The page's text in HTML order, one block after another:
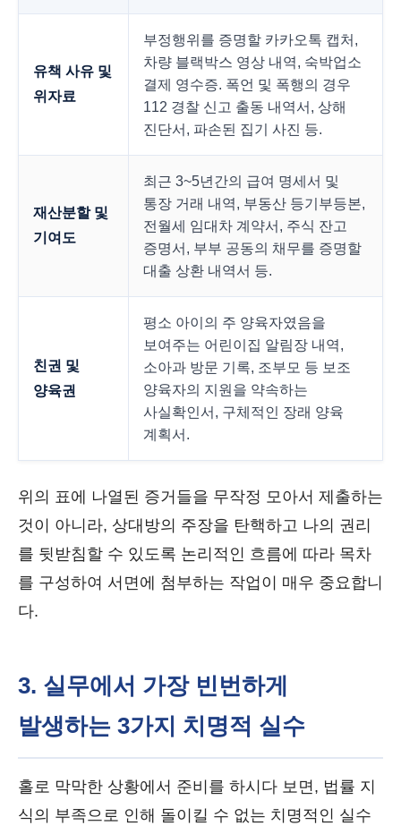
유책 사유 및
위자료
부정행위를 증명할 카카오톡 캡처,
차량 블랙박스 영상 내역, 숙박업소
결제 영수증. 폭언 및 폭행의 경우
112 경찰 신고 출동 내역서, 상해
진단서, 파손된 집기 사진 등.
재산분할 및
기여도
최근 3~5년간의 급여 명세서 및
통장 거래 내역, 부동산 등기부등본,
전월세 임대차 계약서, 주식 잔고
증명서, 부부 공동의 채무를 증명할
대출 상환 내역서 등.
친권 및
양육권
평소 아이의 주 양육자였음을
보여주는 어린이집 알림장 내역,
소아과 방문 기록, 조부모 등 보조
양육자의 지원을 약속하는
사실확인서, 구체적인 장래 양육
계획서.
위의 표에 나열된 증거들을 무작정 모아서 제출하는
것이 아니라, 상대방의 주장을 탄핵하고 나의 권리
를 뒷받침할 수 있도록 논리적인 흐름에 따라 목차
를 구성하여 서면에 첨부하는 작업이 매우 중요합니
다.
3. 실무에서 가장 빈번하게
발생하는 3가지 치명적 실수
홀로 막막한 상황에서 준비를 하시다 보면, 법률 지
식의 부족으로 인해 돌이킬 수 없는 치명적인 실수